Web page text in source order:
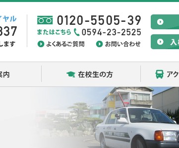
入校案内 在校生の方